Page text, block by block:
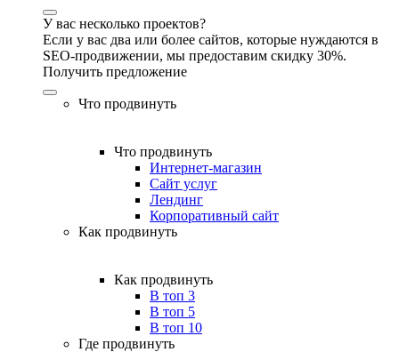
У вас несколько проектов?
Если у вас два или более сайтов, которые нуждаются в
SEO-продвижении, мы предоставим скидку 30%.
Получить предложение
Что продвинуть
Что продвинуть
Интернет-магазин
Сайт услуг
Лендинг
Корпоративный сайт
Как продвинуть
Как продвинуть
В топ 3
В топ 5
В топ 10
Где продвинуть